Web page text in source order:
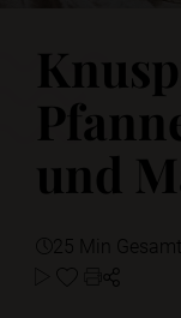
und
25 Min Gesamt